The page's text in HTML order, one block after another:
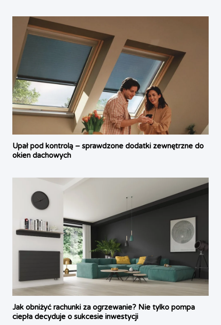
Upał pod kontrolą – sprawdzone dodatki zewnętrzne do
okien dachowych
Jak obniżyć rachunki za ogrzewanie? Nie tylko pompa
ciepła decyduje o sukcesie inwestycji